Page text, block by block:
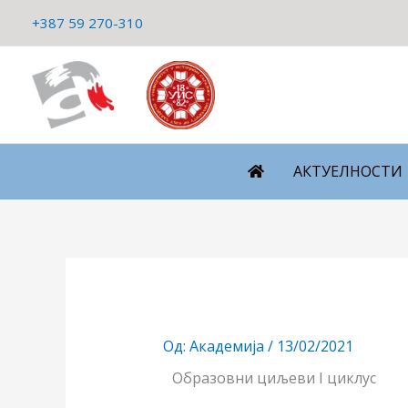
+387 59 270-310
АКТУЕЛНОСТИ
Од: Академија / 13/02/2021
Образовни циљеви I циклус